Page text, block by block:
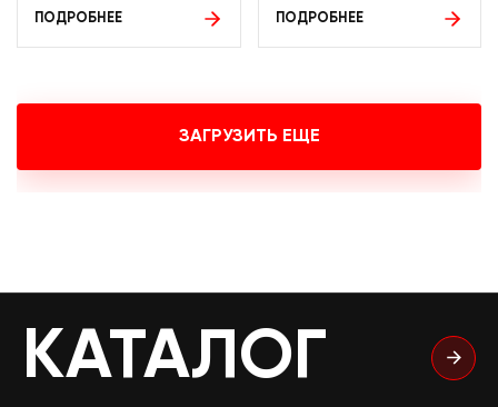
ПОДРОБНЕЕ ПОДРОБНЕЕ
ЗАГРУЗИТЬ ЕЩЕ
КАТАЛОГ